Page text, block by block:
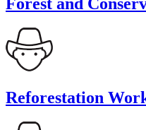
Forest and
Reforestation